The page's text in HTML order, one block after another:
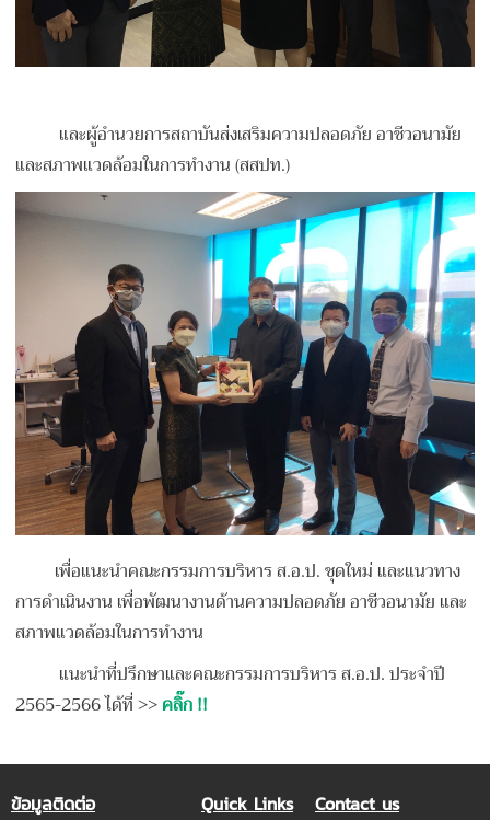
และผู้อำนวยการสถาบันส่งเสริมความปลอดภัย อาชีวอนามัย
และสภาพแวดล้อมในการทำงาน (สสปท.)
เพื่อแนะนำคณะกรรมการบริหาร ส.อ.ป. ชุดใหม่ และแนวทาง
การดำเนินงาน เพื่อพัฒนางานด้านความปลอดภัย อาชีวอนามัย และ
สภาพแวดล้อมในการทำงาน
แนะนำที่ปรึกษาและคณะกรรมการบริหาร ส.อ.ป. ประจำปี
2565-2566 ได้ที่ >>คลิ๊ก !!
ข้อมูลติดต่อ
Quick Links
Contact us